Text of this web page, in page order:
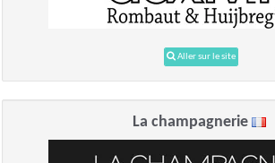
Aller sur le site
La champagnerie